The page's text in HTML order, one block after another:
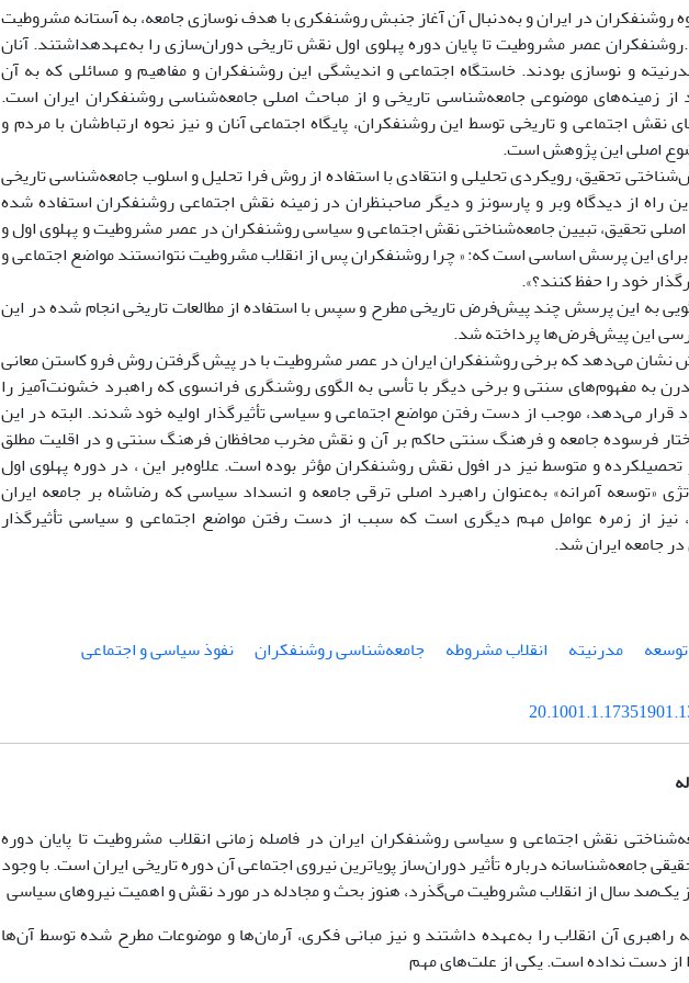
روشنفکران در ایران و به‌دنبال آن آغاز جنبش روشنفکری با هدف نوسازی جامعه، به آستانه مشروطیت
عصر مشروطیت تا پایان دوره پهلوی اول نقش تاریخی دوران‌سازی را به‌عهدهداشتند. آنان
و نوسازی بودند. خاستگاه اجتماعی و اندیشگی این روشنفکران و مفاهیم و مسائلی که به آن
از زمینه‌های موضوعی جامعه‌شناسی تاریخی و از مباحث اصلی جامعه‌شناسی روشنفکران ایران است.
نقش اجتماعی و تاریخی توسط این روشنفکران، پایگاه اجتماعی آنان و نیز نحوه ارتباط‌شان با مردم و
اصلی این پژوهش است.
تحقیق، رویکردی تحلیلی و انتقادی با استفاده از روش فرا تحلیل و اسلوب جامعه‌شناسی تاریخی
راه از دیدگاه وبر و پارسونز و دیگر صاحبنظران در زمینه نقش اجتماعی روشنفکران استفاده شده
تحقیق، تبیین جامعه‌شناختی نقش اجتماعی و سیاسی روشنفکران در عصر مشروطیت و پهلوی اول و
این پرسش اساسی است که: « چرا روشنفکران پس از انقلاب مشروطیت نتوانستند مواضع اجتماعی و
خود را حفظ کنند؟».
به این پرسش چند پیش‌فرض تاریخی مطرح و سپس با استفاده از مطالعات تاریخی انجام شده در این
این پیش‌فرض‌ها پرداخته شد.
نشان می‌دهد که برخی روشنفکران ایران در عصر مشروطیت با در پیش گرفتن روش فرو کاستن معانی
به مفهوم‌های سنتی و برخی دیگر با تأسی به الگوی روشنگری فرانسوی که راهبرد خشونت‌آمیز را
می‌دهد، موجب از دست رفتن مواضع اجتماعی و سیاسی تأثیرگذار اولیه خود شدند. البته در این
فرسوده جامعه و فرهنگ سنتی حاکم بر آن و نقش مخرب محافظان فرهنگ سنتی و در اقلیت مطلق
و متوسط نیز در افول نقش روشنفکران مؤثر بوده است. علاوه‌بر این ، در دوره پهلوی اول
«توسعه آمرانه» به‌عنوان راهبرد اصلی ترقی جامعه و انسداد سیاسی که رضاشاه بر جامعه ایران
نیز از زمره عوامل مهم دیگری است که سبب از دست رفتن مواضع اجتماعی و سیاسی تأثیرگذار
جامعه ایران شد.
توسعه مدرنیته انقلاب مشروطه جامعه‌شناسی روشنفکران
نفوذ سیاسی و اجتماعی
نقش اجتماعی و سیاسی روشنفکران ایران در فاصله زمانی انقلاب مشروطیت تا پایان دوره
جامعه‌شناسانه درباره تأثیر دوران‌ساز پویاترین نیروی اجتماعی آن دوره تاریخی ایران است. با وجود
یک‌صد سال از انقلاب مشروطیت می‌گذرد، هنوز بحث و مجادله در مورد نقش و اهمیت نیروهای سیاسی
راهبری آن انقلاب را به‌عهده داشتند و نیز مبانی فکری، آرمان‌ها و موضوعات مطرح شده توسط آن‌ها
از دست نداده است. یکی از علت‌های مهم